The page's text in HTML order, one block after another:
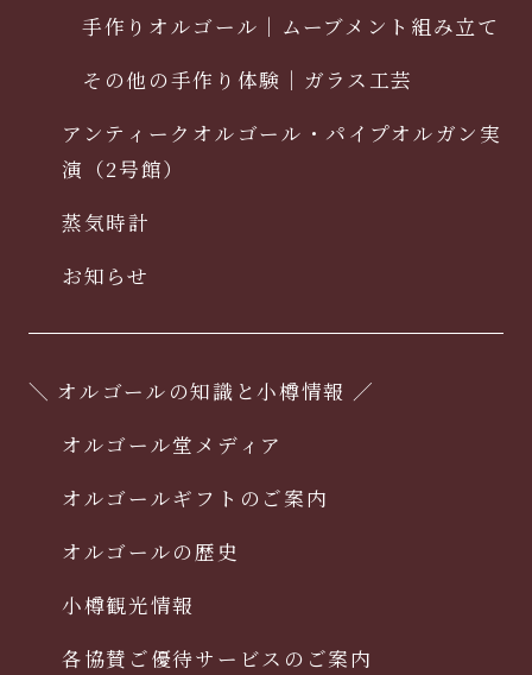
手作りオルゴール｜ムーブメント組み立て
その他の手作り体験｜ガラス工芸
アンティークオルゴール・パイプオルガン実
演（2号館）
蒸気時計
お知らせ
＼ オルゴールの知識と小樽情報 ／
オルゴール堂メディア
オルゴールギフトのご案内
オルゴールの歴史
小樽観光情報
各協賛ご優待サービスのご案内